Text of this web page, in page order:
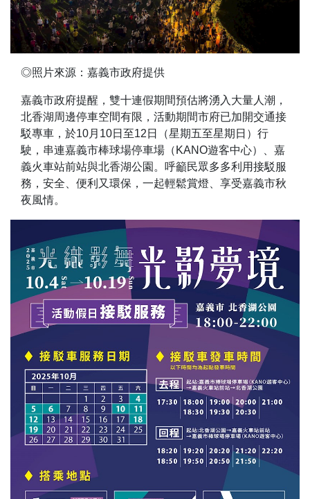
◎照片來源：嘉義市政府提供
嘉義市政府提醒，雙十連假期間預估將湧入大量人潮，
北香湖周邊停車空間有限，活動期間市府已加開交通接
駁專車，於10月10日至12日（星期五至星期日）行
駛，串連嘉義市棒球場停車場（KANO遊客中心）、嘉
義火車站前站與北香湖公園。呼籲民眾多多利用接駁服
務，安全、便利又環保，一起輕鬆賞燈、享受嘉義市秋
夜風情。